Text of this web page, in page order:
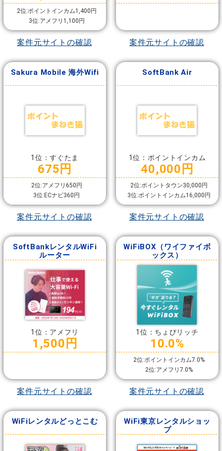
2位:ポイントインカム1,400円
3位:アメフリ1,100円
案件元サイトの確認 案件元サイトの確認
Sakura Mobile 海外Wifi
1位：すぐたま
675円
2位:アメフリ650円
3位:ECナビ360円
案件元サイトの確認
SoftBank Air
1位：ポイントインカム
40,000円
2位:ポイントタウン30,000円
3位:ポイントインカム16,000円
案件元サイトの確認
SoftBankレンタルWiFi
ルーター
1位：アメフリ
1,500円
案件元サイトの確認
WiFiBOX（ワイファイボ
ックス）
1位：ちょびリッチ
10.0%
2位:ポイントインカム7.0%
2位:アメフリ7.0%
案件元サイトの確認
WiFiレンタルどっとこむ
WiFi東京レンタルショッ
プ